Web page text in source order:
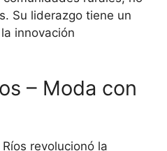
Su liderazgo tiene un
innovación
– Moda con
revolucionó la